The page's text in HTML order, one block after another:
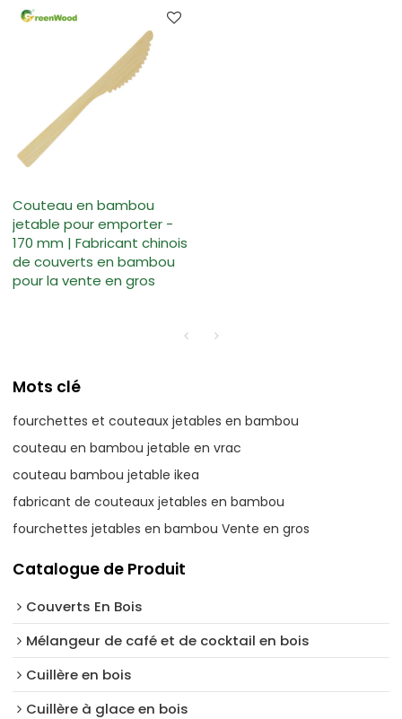
Couteau en bambou
jetable pour emporter -
170 mm | Fabricant chinois
de couverts en bambou
pour la vente en gros
Mots clé
fourchettes et couteaux jetables en bambou
couteau en bambou jetable en vrac
couteau bambou jetable ikea
fabricant de couteaux jetables en bambou
fourchettes jetables en bambou Vente en gros
Catalogue de Produit
Couverts En Bois
Mélangeur de café et de cocktail en bois
Cuillère en bois
Cuillère à glace en bois